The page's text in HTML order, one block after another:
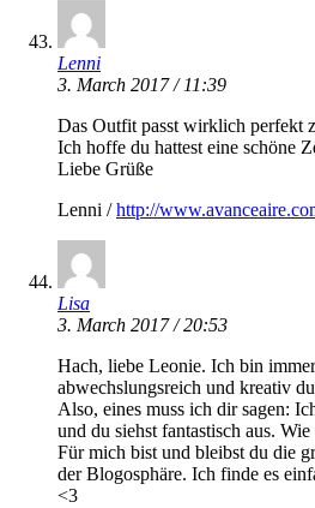
Lenni
3. March 2017 / 11:39
Das Outfit passt wirklich perfekt
Ich hoffe du hattest eine schöne
Liebe Grüße
Lenni /http://
Lisa
3. March 2017 / 20:53
Hach, liebe Leonie. Ich bin
abwechslungsreich und kreativ
Also, eines muss ich dir sagen:
und du siehst fantastisch aus.
Für mich bist und bleibst du die
der Blogosphäre. Ich finde es
<3